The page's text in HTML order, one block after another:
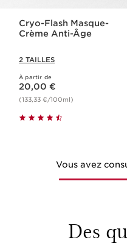
Cryo-Flash Masque-
Crème Anti-Âge
2 TAILLES
À partir de
Nouveau prix 20,00 €
20,00 €
(133,33 €/100ml)
Vous avez
Des